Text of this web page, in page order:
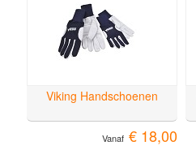
Viking Handschoenen
Vanaf € 18,00